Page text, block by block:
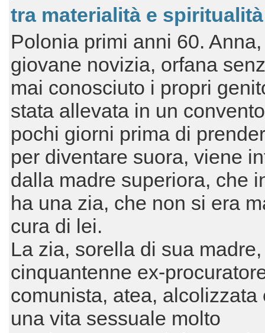
tra materialità e spiritualità
Polonia primi anni 60. Anna,
giovane novizia, orfana
mai conosciuto i propri
stata allevata in un
pochi giorni prima di
per diventare suora, viene
dalla madre superiora, che
ha una zia, che non si era
cura di lei.
La zia, sorella di sua
cinquantenne ex-
comunista, atea, alcolizzata
una vita sessuale molto